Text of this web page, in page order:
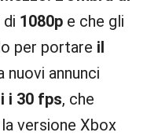
di 1080p e che gli
per portare il
nuovi annunci
i 30 fps, che
versione Xbox